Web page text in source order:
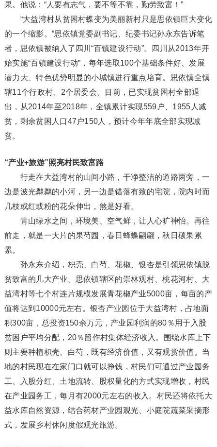
果。他说：“人要有志气，要不等不靠，勤劳致富！”
“大益湾村从贫困村蝶变为美丽新村只是思依镇巨大变化
的一个缩影。”思依镇党委副书记、纪委书记孙永东告诉笔
者，思依镇被纳入了四川“百镇建设行动”。四川从2013年开
始实施“百镇建设行动”，每年选取100个基础条件好、发展
潜力大、特色优势明显的小城镇进行重点培育。思依镇全镇
辖11个行政村、2个居委会。目前，已实现贫困村全部退
出，从2014年至2018年，全镇累计实现559户、1955人减
贫，剩余贫困人口47户150人，预计今年年底全部实现减
贫。
“产业+旅游”照亮村民致富路
行走在大益湾村的山间小路，干净整洁的道路两旁，一
边是波光粼粼的小河，另一边是错落有致的宅院，院内时而
几枝或红或粉的花朵伸出，煞是好看。
青山绿水之间，环境美、空气鲜，让人心旷神怡。再往
前走，就是一大片的果芍园，春日蜂蝶翩翩，秋日硕果累
累。
孙永东介绍，枳壳、白芍、花椒、银杏是引领思依镇脱
贫致富的几大产业。思依镇辖区的崇林观村、桃花河村、大
益湾村等七个村连片规模发展青花椒产业5000亩，每亩的产
值将达到10000元左右。银杏产业园位于大益湾村，占地面
积300亩，总投资150余万元，产业园利润的80％用于入股
贫困户平均分配，20％留作村集体经济收入。围绕水库上下
则主要种植枳壳、白芍，既有经济价值，又有观赏价值。当
地的村民现在在家门口就可以挣钱，村民们可通过产业园务
工、入股分红、土地流转、股权量化的方式实现增收，村民
在产业园务工，每月有2000元左右的收入。村民还将依托大
益水库自然资源，结合药材产业园观光、小庭院蔬菜采摘形
式，发展乡村休闲度假观光旅游。